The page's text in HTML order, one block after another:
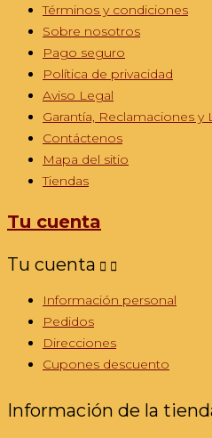
Términos y condiciones
Sobre nosotros
Pago seguro
Política de privacidad
Aviso Legal
Garantía, Reclamaciones y
Contáctenos
Mapa del sitio
Tiendas
Tu cuenta
Tu cuenta  
Información personal
Pedidos
Direcciones
Cupones descuento
Información de la